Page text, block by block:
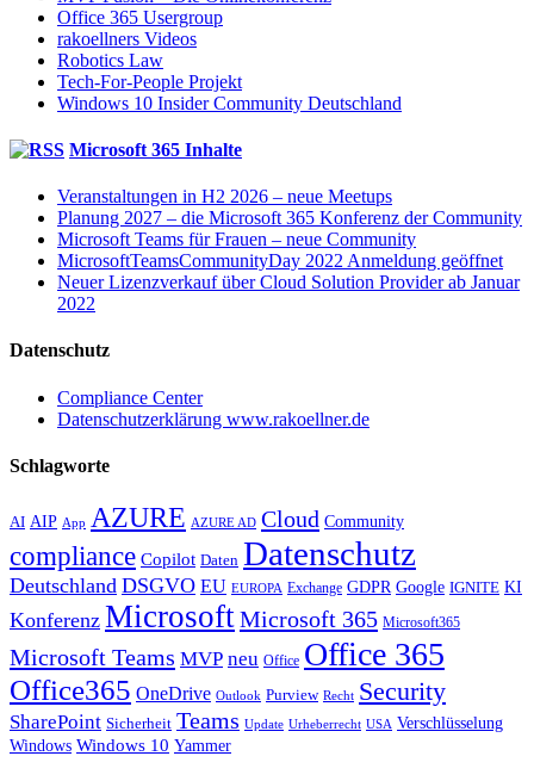
Office 365 Usergroup
rakoellners Videos
Robotics Law
Tech-For-People Projekt
Windows 10 Insider Community Deutschland
Microsoft 365 Inhalte
Veranstaltungen in H2 2026 – neue Meetups
Planung 2027 – die Microsoft 365 Konferenz der Community
Microsoft Teams für Frauen – neue Community
MicrosoftTeamsCommunityDay 2022 Anmeldung geöffnet
Neuer Lizenzverkauf über Cloud Solution Provider ab Januar
2022
Datenschutz
Compliance Center
Datenschutzerklärung www.rakoellner.de
Schlagworte
AI AIP App AZURE AZURE AD Cloud Community
compliance Copilot Daten Datenschutz
Deutschland DSGVO EU EUROPA Exchange GDPR Google IGNITE KI
Konferenz MicrosoftMicrosoft 365 Microsoft365
Microsoft Teams MVP neu Office Office 365
Office365 OneDrive Outlook Purview Recht Security
SharePoint Sicherheit Teams Update Urheberrecht USA Verschlüsselung
Windows Windows 10 Yammer